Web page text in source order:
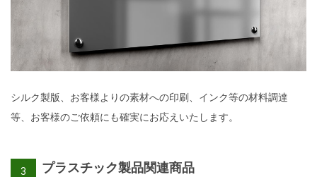
シルク製版、お客様よりの素材への印刷、インク等の材料調達
等、お客様のご依頼にも確実にお応えいたします。
3 プラスチック製品関連商品